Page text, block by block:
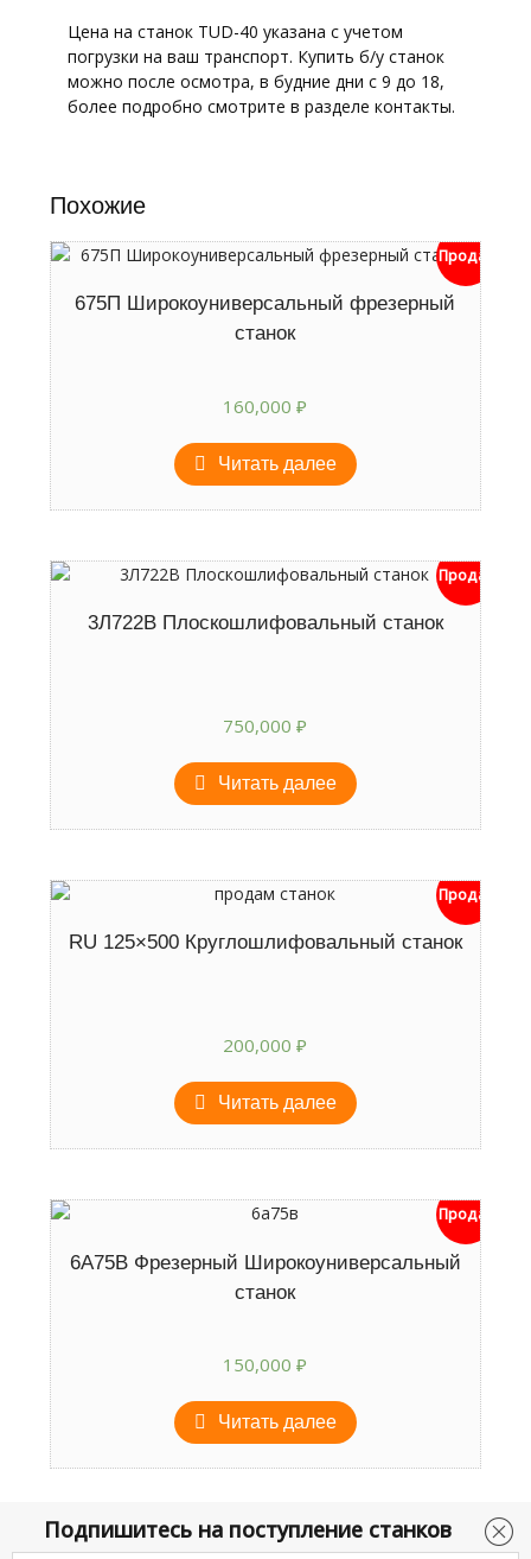
Подпишитесь на поступление станков
Цена на станок TUD-40 указана с учетом
погрузки на ваш транспорт. Купить б/у станок
можно после осмотра, в будние дни с 9 до 18,
более подробно смотрите в разделе контакты.
Похожие
Продан
675П Широкоуниверсальный фрезерный
станок
160,000₽
Читать далее
Продан
3Л722В Плоскошлифовальный станок
750,000₽
Читать далее
Продан
RU 125×500 Круглошлифовальный станок
200,000₽
Читать далее
Продан
6А75В Фрезерный Широкоуниверсальный
станок
150,000₽
Читать далее